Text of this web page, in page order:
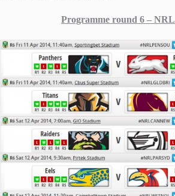
Programme round 6 – NRL